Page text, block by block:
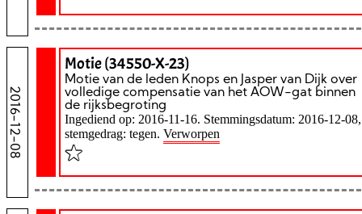
2016-12-08
Motie (34550-X-23)
Motie van de leden Knops en Jasper van Dijk over
volledige compensatie van het AOW-gat binnen
de rijksbegroting
Ingediend op: 2016-11-16. Stemmingsdatum: 2016-12-08,
stemgedrag: tegen. Verworpen